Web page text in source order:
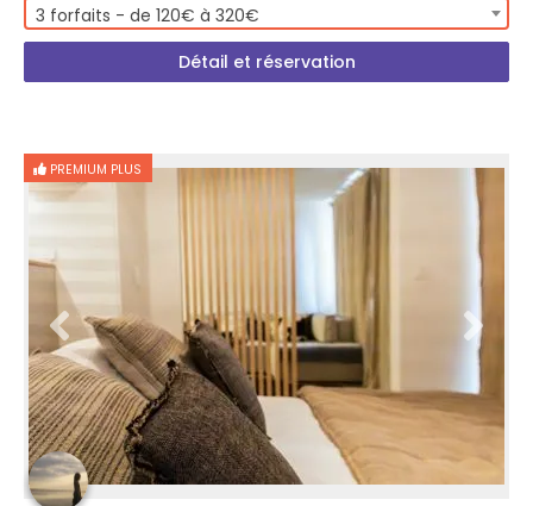
3 forfaits - de 120€ à 320€
Détail et réservation
PREMIUM PLUS